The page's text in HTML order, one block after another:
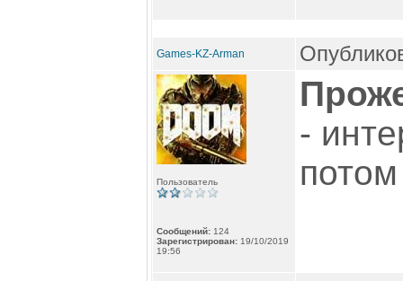
Games-KZ-Arman
Пользователь
Сообщений: 124
Зарегистрирован: 19/10/2019
19:56
-